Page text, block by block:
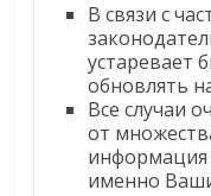
В связи с
устаревает
обновлять
Все случаи
от
информация
именно